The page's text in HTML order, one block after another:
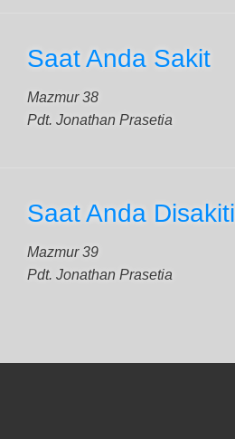
Saat Anda Sakit
Mazmur 38
Pdt. Jonathan Prasetia
Saat Anda Disakiti
Mazmur 39
Pdt. Jonathan Prasetia